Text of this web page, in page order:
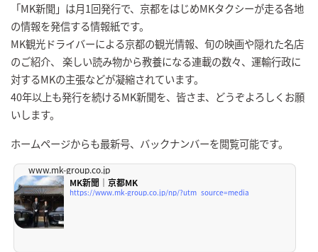
「MK新聞」は月1回発行で、京都をはじめMKタクシーが走る各地
の情報を発信する情報紙です。
MK観光ドライバーによる京都の観光情報、旬の映画や隠れた名店
のご紹介、 楽しい読み物から教養になる連載の数々、運輸行政に
対するMKの主張などが凝縮されています。
40年以上も発行を続けるMK新聞を、皆さま、どうぞよろしくお願
いします。
ホームページからも最新号、バックナンバーを閲覧可能です。
www.mk-group.co.jp
MK新聞｜京都MK
https://www.mk-group.co.jp/np/?utm_source=media